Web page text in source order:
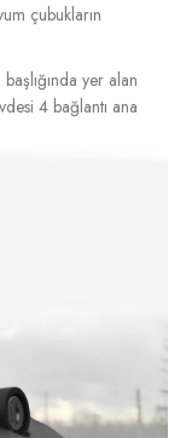
çubukların
yer alan
4 bağlantı ana